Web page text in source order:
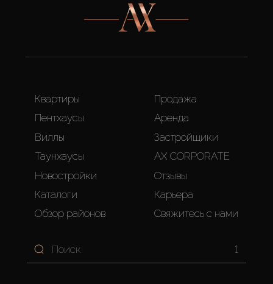
Квартиры
Пентхаусы
Виллы
Таунхаусы
Новостройки
Каталоги
Обзор районов
Продажа
Аренда
Застройщики
AX CORPORATE
Отзывы
Карьера
Свяжитесь с нами
1